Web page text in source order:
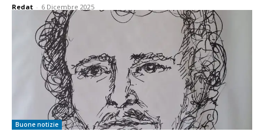
Redat - 6 Dicembre 2025
Buone notizie